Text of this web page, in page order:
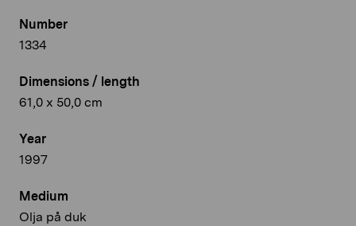
Number
1334
Dimensions / length
61,0 x 50,0 cm
Year
1997
Medium
Olja på duk